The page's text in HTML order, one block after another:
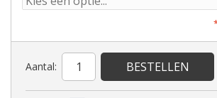
Aantal: BESTELLEN